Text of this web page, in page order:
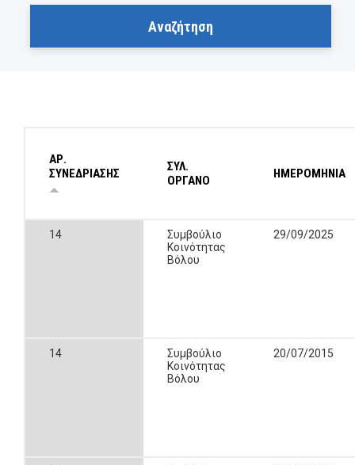
ΑΡ.
ΣΥΝΕΔΡΙΑΣΗΣ
ΣΥΛ.
ΟΡΓΑΝΟ
ΗΜΕΡΟΜΗΝΙΑ
14
Συμβούλιο
Κοινότητας
Βόλου
29/09/2025
14
Συμβούλιο
Κοινότητας
Βόλου
20/07/2015